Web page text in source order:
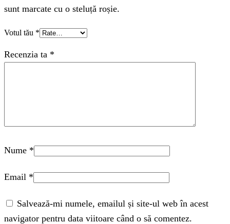
sunt marcate cu o steluță roșie.
Votul tău *
Recenzia ta *
Nume *
Email *
Salvează-mi numele, emailul și site-ul web în acest
navigator pentru data viitoare când o să comentez.